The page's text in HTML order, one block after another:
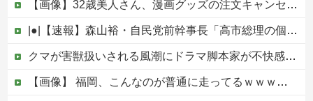
【画像】32歳美人さん、漫画グッズの注文キャンセルを43億円分繰り返しまくり逮捕
|●|【速報】森山裕・自民党前幹事長「高市総理の個人的なSNS投稿が習近平主席を怒らせた」
クマが害獣扱いされる風潮にドラマ脚本家が不快感、「何度もクマに会ったことがあるけど全然怖くなかった」と主張しており……他
【画像】 福岡、こんなのが普通に走ってるｗｗｗｗｗｗｗｗｗｗｗｗｗｗｗｗｗｗｗｗｗｗｗｗｗｗｗｗｗｗｗｗｗｗｗｗｗｗｗｗ